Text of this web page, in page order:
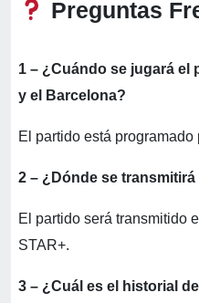
Preguntas
1 – ¿Cuándo se jugará el
y el Barcelona?
El partido está
2 – ¿Dónde se
El partido será transmitido
STAR+.
3 – ¿Cuál es el historial